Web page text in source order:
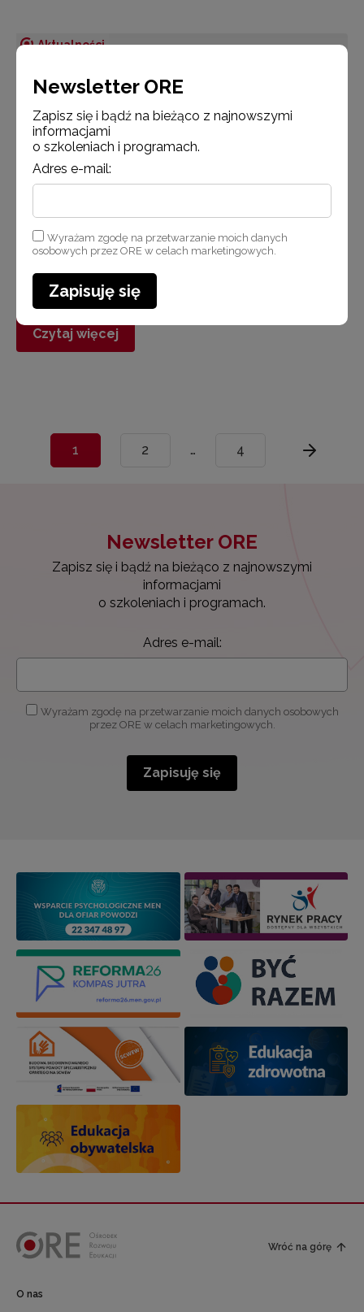
Aktualności
22 kwietnia 2015
Poradniki – Wspomaganie szkół
i przedszkoli
Czytaj więcej
1 2 … 4
Newsletter ORE
Zapisz się i bądź na bieżąco z najnowszymi
informacjami
o szkoleniach i programach.
Adres e-mail:
Wyrażam zgodę na przetwarzanie moich danych osobowych
przez ORE w celach marketingowych.
Zapisuję się
Wróć na górę
O nas
Newsletter ORE
Zapisz się i bądź na bieżąco z najnowszymi
informacjami
o szkoleniach i programach.
Adres e-mail:
Wyrażam zgodę na przetwarzanie moich danych
osobowych przez ORE w celach marketingowych.
Zapisuję się